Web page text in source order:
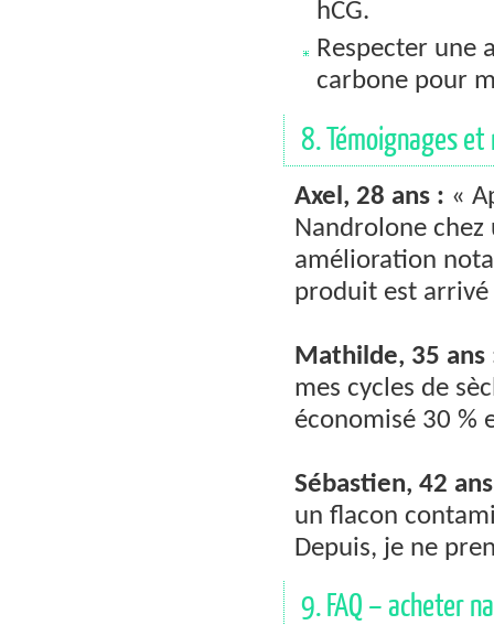
hCG.
Respecter une
carbone pour
8. Témoignages
Axel, 28 ans : «
Nandrolone chez
amélioration
produit est
Mathilde, 35 ans
mes cycles de
économisé 30 %
Sébastien, 42
un flacon
Depuis, je ne
9. FAQ – acheter